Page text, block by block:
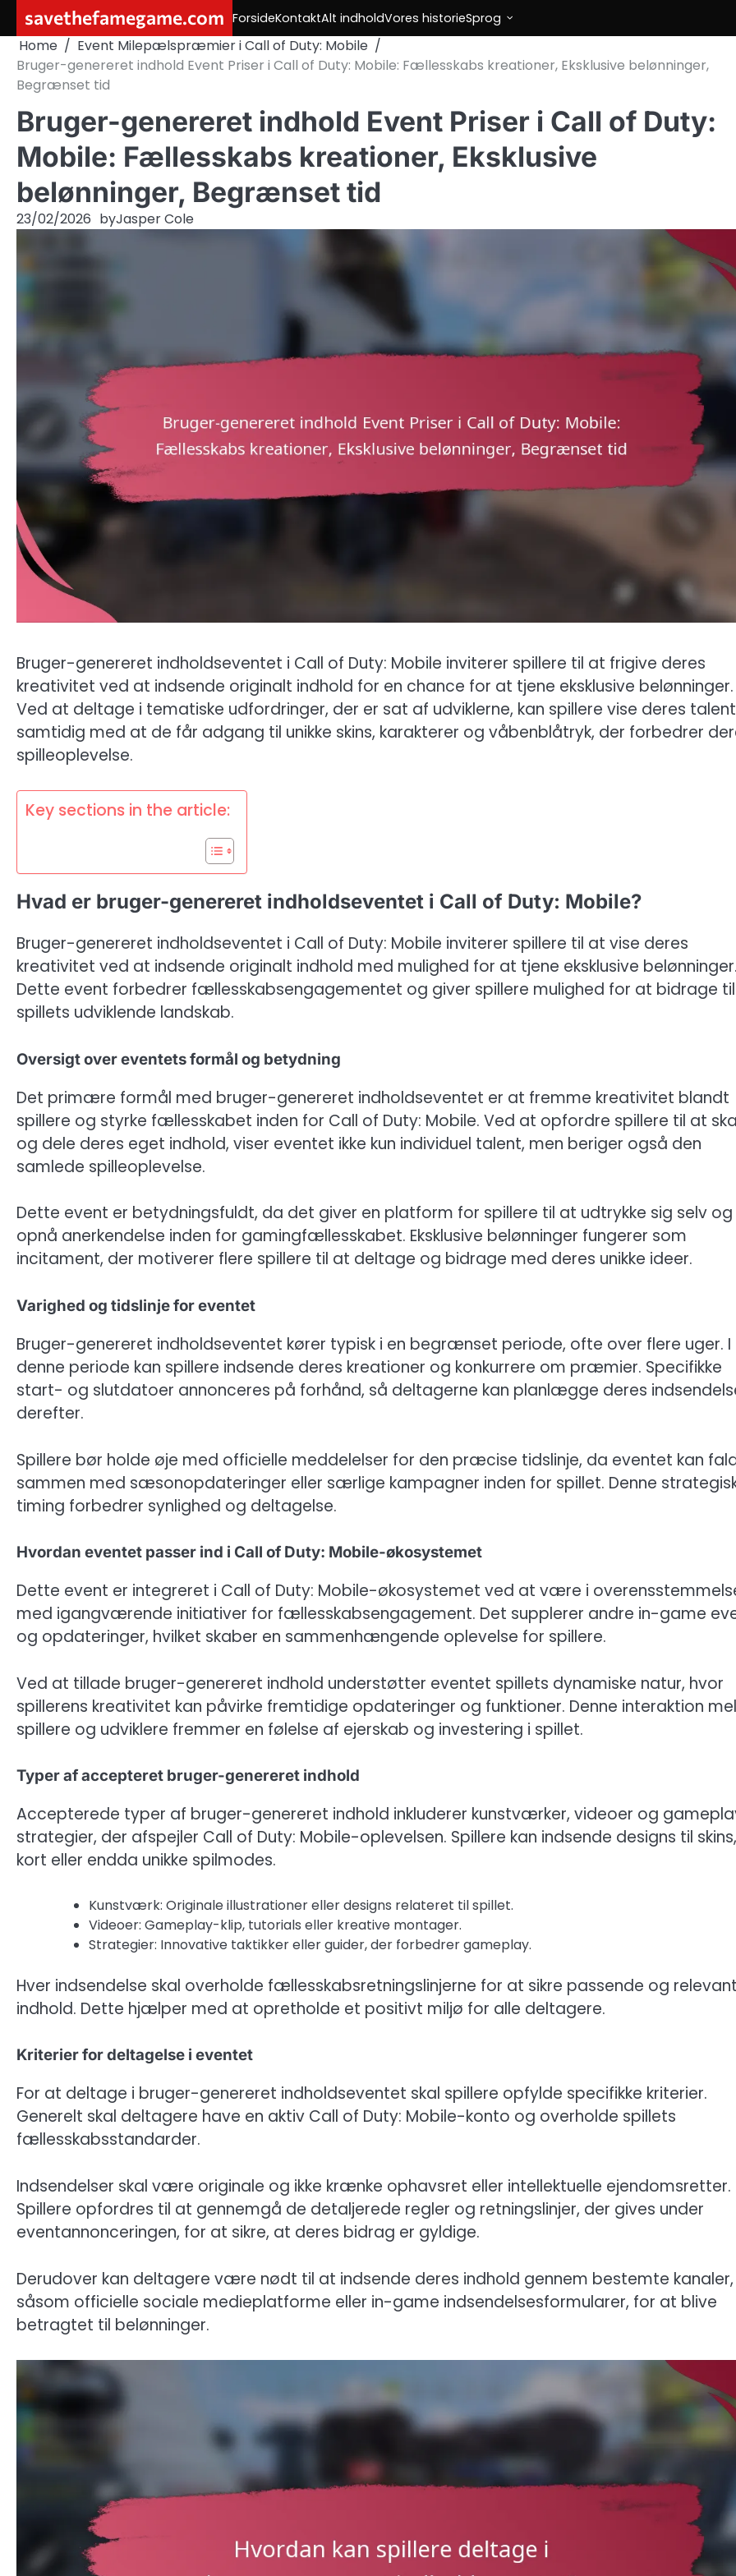
content
savethefamegame.com ForsideKontaktAlt indholdVores historieSprog
Home
Event Milepælspræmier i Call of Duty: Mobile
Bruger-genereret indhold Event Priser i Call of Duty: Mobile: Fællesskabs kreationer, Eksklusive belønninger,
Begrænset tid
Bruger-genereret indhold Event Priser i Call of Duty:
Mobile: Fællesskabs kreationer, Eksklusive
belønninger, Begrænset tid
23/02/2026 byJasper Cole
Bruger-genereret indholdseventet i Call of Duty: Mobile inviterer spillere til at frigive deres
kreativitet ved at indsende originalt indhold for en chance for at tjene eksklusive belønninger.
Ved at deltage i tematiske udfordringer, der er sat af udviklerne, kan spillere vise deres
samtidig med at de får adgang til unikke skins, karakterer og våbenblåtryk, der forbedrer
spilleoplevelse.
Key sections in the article:
Hvad er bruger-genereret indholdseventet i Call of Duty: Mobile?
Bruger-genereret indholdseventet i Call of Duty: Mobile inviterer spillere til at vise deres
kreativitet ved at indsende originalt indhold med mulighed for at tjene eksklusive belønninger.
Dette event forbedrer fællesskabsengagementet og giver spillere mulighed for at bidrage til
spillets udviklende landskab.
Oversigt over eventets formål og betydning
Det primære formål med bruger-genereret indholdseventet er at fremme kreativitet blandt
spillere og styrke fællesskabet inden for Call of Duty: Mobile. Ved at opfordre spillere til at
og dele deres eget indhold, viser eventet ikke kun individuel talent, men beriger også den
samlede spilleoplevelse.
Dette event er betydningsfuldt, da det giver en platform for spillere til at udtrykke sig selv og
opnå anerkendelse inden for gamingfællesskabet. Eksklusive belønninger fungerer som
incitament, der motiverer flere spillere til at deltage og bidrage med deres unikke ideer.
Varighed og tidslinje for eventet
Bruger-genereret indholdseventet kører typisk i en begrænset periode, ofte over flere uger. I
denne periode kan spillere indsende deres kreationer og konkurrere om præmier. Specifikke
start- og slutdatoer annonceres på forhånd, så deltagerne kan planlægge deres
derefter.
Spillere bør holde øje med officielle meddelelser for den præcise tidslinje, da eventet kan
sammen med sæsonopdateringer eller særlige kampagner inden for spillet. Denne
timing forbedrer synlighed og deltagelse.
Hvordan eventet passer ind i Call of Duty: Mobile-økosystemet
Dette event er integreret i Call of Duty: Mobile-økosystemet ved at være i
med igangværende initiativer for fællesskabsengagement. Det supplerer andre in-game
og opdateringer, hvilket skaber en sammenhængende oplevelse for spillere.
Ved at tillade bruger-genereret indhold understøtter eventet spillets dynamiske natur, hvor
spillerens kreativitet kan påvirke fremtidige opdateringer og funktioner. Denne interaktion
spillere og udviklere fremmer en følelse af ejerskab og investering i spillet.
Typer af accepteret bruger-genereret indhold
Accepterede typer af bruger-genereret indhold inkluderer kunstværker, videoer og
strategier, der afspejler Call of Duty: Mobile-oplevelsen. Spillere kan indsende designs til skins,
kort eller endda unikke spilmodes.
Kunstværk: Originale illustrationer eller designs relateret til spillet.
Videoer: Gameplay-klip, tutorials eller kreative montager.
Strategier: Innovative taktikker eller guider, der forbedrer gameplay.
Hver indsendelse skal overholde fællesskabsretningslinjerne for at sikre passende og relevant
indhold. Dette hjælper med at opretholde et positivt miljø for alle deltagere.
Kriterier for deltagelse i eventet
For at deltage i bruger-genereret indholdseventet skal spillere opfylde specifikke kriterier.
Generelt skal deltagere have en aktiv Call of Duty: Mobile-konto og overholde spillets
fællesskabsstandarder.
Indsendelser skal være originale og ikke krænke ophavsret eller intellektuelle ejendomsretter.
Spillere opfordres til at gennemgå de detaljerede regler og retningslinjer, der gives under
eventannonceringen, for at sikre, at deres bidrag er gyldige.
Derudover kan deltagere være nødt til at indsende deres indhold gennem bestemte kanaler,
såsom officielle sociale medieplatforme eller in-game indsendelsesformularer, for at blive
betragtet til belønninger.